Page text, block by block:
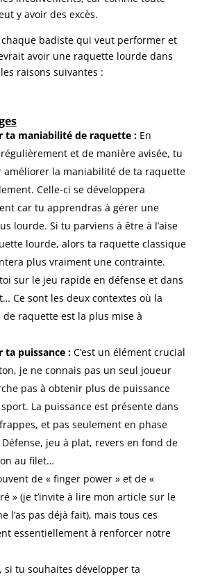
y avoir des excès.
chaque badiste qui veut performer et
avoir une raquette lourde dans
raisons suivantes :
ta maniabilité de raquette : En
et de manière avisée, tu
améliorer la maniabilité de ta raquette
Celle-ci se développera
car tu apprendras à gérer une
lourde. Si tu parviens à être à l’aise
lourde, alors ta raquette classique
plus vraiment une contrainte.
sur le jeu rapide en défense et dans
Ce sont les deux contextes où la
raquette est la plus mise à
ta puissance : C’est un élément crucial
je ne connais pas un seul joueur
pas à obtenir plus de puissance
La puissance est présente dans
et pas seulement en phase
jeu à plat, revers en fond de
au filet…
de « finger power » et de «
» (je t’invite à lire mon article sur le
l’as pas déjà fait), mais tous ces
essentiellement à renforcer notre
si tu souhaites développer ta